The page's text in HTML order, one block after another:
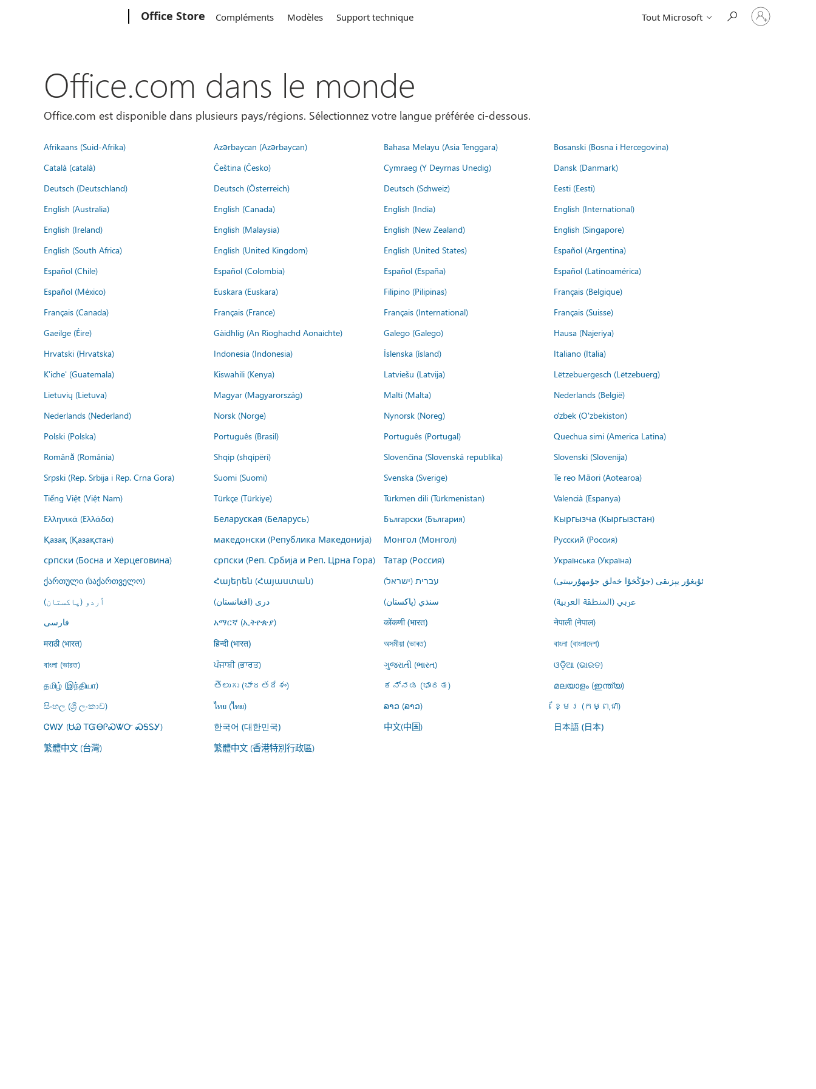
Office Store Compléments Modèles Support technique Tout Microsoft
Connectez-
vous
Office.com dans le monde
Office.com est disponible dans plusieurs pays/régions. Sélectionnez votre langue préférée ci-dessous.
Afrikaans (Suid-Afrika) Azərbaycan (Azərbaycan) Bahasa Melayu (Asia Tenggara)
Bosanski (Bosna i Hercegovina)
Català (català)
Čeština (Česko) Cymraeg (Y Deyrnas Unedig)
Dansk (Danmark)
Deutsch (Deutschland)
Deutsch (Österreich) Deutsch (Schweiz)
Eesti (Eesti)
English (Australia)
English (Canada) English (India)
English (International)
English (Ireland)
English (Malaysia) English (New Zealand)
English (Singapore)
English (South Africa)
English (United Kingdom) English (United States)
Español (Argentina)
Español (Chile)
Español (Colombia) Español (España)
Español (Latinoamérica)
Español (México)
Euskara (Euskara) Filipino (Pilipinas)
Français (Belgique)
Français (Canada)
Français (France) Français (International)
Français (Suisse)
Gaeilge (Éire)
Gàidhlig (An Rìoghachd Aonaichte) Galego (Galego)
Hausa (Najeriya)
Hrvatski (Hrvatska)
Indonesia (Indonesia) Íslenska (ísland)
Italiano (Italia)
K'iche' (Guatemala)
Kiswahili (Kenya) Latviešu (Latvija)
Lëtzebuergesch (Lëtzebuerg)
Lietuvių (Lietuva)
Magyar (Magyarország) Malti (Malta)
Nederlands (België)
Nederlands (Nederland)
Norsk (Norge) Nynorsk (Noreg)
o'zbek (O'zbekiston)
Polski (Polska)
Português (Brasil) Português (Portugal)
Quechua simi (America Latina)
Română (România)
Shqip (shqipëri) Slovenčina (Slovenská republika)
Slovenski (Slovenija)
Srpski (Rep. Srbija i Rep. Crna Gora)
Suomi (Suomi) Svenska (Sverige)
Te reo Māori (Aotearoa)
Tiếng Việt (Việt Nam)
Türkçe (Türkiye) Türkmen dili (Türkmenistan)
Valencià (Espanya)
Ελληνικά (Ελλάδα)
Беларуская (Беларусь) Български (България)
Кыргызча (Кыргызстан)
Қазақ (Қазақстан)
македонски (Република Македонија) Монгол (Монгол)
Русский (Россия)
српски (Босна и Херцеговина)
српски (Реп. Србија и Реп. Црна Гора) Татар (Россия)
Українська (Україна)
ქართული (საქართველო)
Հայերեն (Հայաստան) עברית (ישראל)
ئۇيغۇر يېزىقى (جۇڭخۇا خەلق جۇمھۇرىيىتى)
اُردو (پاکستان)
درى (افغانستان) سنڌي (پاکستان)
عربي (المنطقة العربية)
فارسى
አማርኛ (ኢትዮጵያ) कोंकणी (भारत)
नेपाली (नेपाल)
मराठी (भारत)
हिन्दी (भारत) অসমীয়া (ভাৰত)
বাংলা (বাংলাদেশ)
বাংলা (ভারত)
ਪੰਜਾਬੀ (ਭਾਰਤ) ગુજરાતી (ભારત)
ଓଡ଼ିଆ (ଭାରତ)
தமிழ் (இந்தியா)
తెలుగు (భారతదేశం) ಕನ್ನಡ (ಭಾರತ)
മലയാളം (ഇന്ത്യ)
සිංහල (ශ්‍රී ලංකාව)
ไทย (ไทย) ລາວ (ລາວ)
ខ្មែរ (កម្ពុជា)
ᏣᎳᎩ (ᏌᏊ ᎢᏳᎾᎵᏍᏔᏅ ᏍᎦᏚᎩ)
한국어 (대한민국) 中文(中国) 日本語 (日本)
繁體中文 (台灣) 繁體中文 (香港特別行政區)